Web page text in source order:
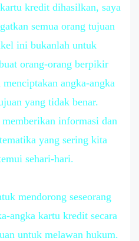
kredit dihasilkan, saya
semua orang tujuan
ini bukanlah untuk
orang-orang berpikir
angka-angka
yang tidak benar.
informasi dan
yang sering kita
sehari-hari.
mendorong seseorang
angka kartu kredit secara
untuk melawan hukum.